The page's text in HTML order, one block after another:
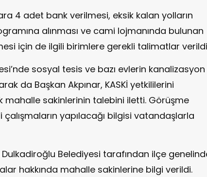
4 adet bank verilmesi, eksik kalan yolların
alınması ve cami lojmanında bulunan
için de ilgili birimlere gerekli talimatlar
sosyal tesis ve bazı evlerin kanalizasyon
da Başkan Akpınar, KASKİ yetkililerini
sakinlerinin talebini iletti. Görüşme
yapılacağı bilgisi vatandaşlarla
Dulkadiroğlu Belediyesi tarafından ilçe
hakkında mahalle sakinlerine bilgi verildi.